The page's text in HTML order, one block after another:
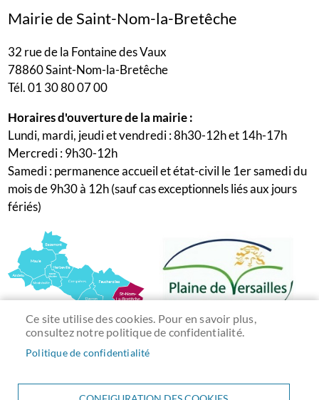
Mairie de Saint-Nom-la-Bretêche
32 rue de la Fontaine des Vaux
78860 Saint-Nom-la-Bretêche
Tél. 01 30 80 07 00
Horaires d'ouverture de la mairie :
Lundi, mardi, jeudi et vendredi : 8h30-12h et 14h-17h
Mercredi : 9h30-12h
Samedi : permanence accueil et état-civil le 1er samedi du
mois de 9h30 à 12h (sauf cas exceptionnels liés aux jours
fériés)
Ce site utilise des cookies. Pour en savoir plus,
consultez notre politique de confidentialité.
Politique de confidentialité